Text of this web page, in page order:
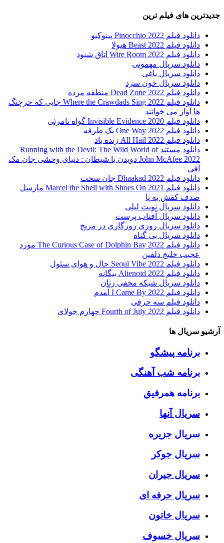
جدیدترین های فیلم ترین
دانلود فیلم Pinocchio 2022 پینوکیو
دانلود فیلم Beast 2022 هیولا
دانلود فیلم Wire Room 2022 اتاق شنود
دانلود سریال مهمونی
دانلود سریال یاغی
دانلود سریال خون سرد
دانلود فیلم 2022 Dead Zone منطقه مرده
دانلود فیلم Where the Crawdads Sing 2022 جایی که خرچنگ
ها آواز می خوانند
دانلود فیلم 2020 Invisible Evidence گواه نامرئی
دانلود فیلم One Way 2022 یک طرفه
دانلود فیلم All Hail 2022 زنده باد
دانلود مستند Running with the Devil: The Wild World of
John McAfee 2022 دویدن با شیطان : دنیای وحشی جان مک
آفی
دانلود فیلم Dhaakad 2022 جان سخت
دانلود فیلم Marcel the Shell with Shoes On 2021 مارسل
صدف کفش به پا
دانلود سریال نوبت لیلی
دانلود سریال آفتاب پرست
دانلود سریال روزی روزگاری در مریخ
دانلود سریال بی گناه
دانلود فیلم The Curious Case of Dolphin Bay 2022 مورد
عجیب خلیج دلفین
دانلود فیلم Seoul Vibe 2022 حال و هوای سئول
دانلود فیلم Alienoid 2022 بیگانه
دانلود سریال شبکه مخفی زنان
دانلود فیلم I Came By 2022 آمدم
دانلود فیلم سه حرفی
دانلود فیلم Fourth of July 2022 چهارم جولای
آرشیو سریال ها
برنامه پیشگو
برنامه شب آهنگی
برنامه همرفیق
سریال آنها
سریال جزیره
سریال جوکر
سریال جیران
سریال حرفه ای
سریال خاتون
سریال خسوف